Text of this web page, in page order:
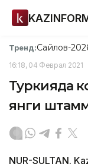
Тренд:Сайлов-
16:18, 04 Феврал 2021
Туркияда
янги
NUR-SULTAN.